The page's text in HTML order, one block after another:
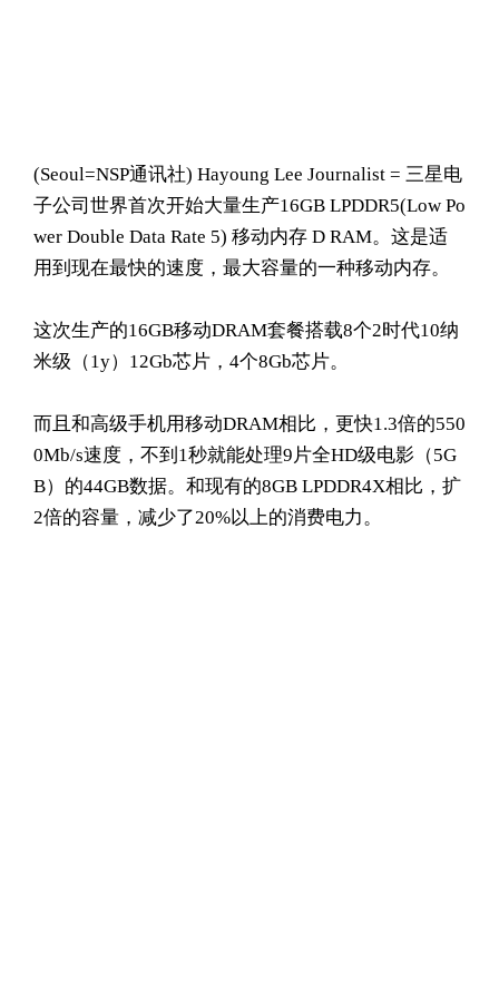
(Seoul= NSP通讯社) Hayoung Lee Journalist = 三星电
子公司世界首次开始大量生产16GB LPDDR5(Low Po
wer Double Data Rate 5) 移动内存 D RAM。这是适
用到现在最快的速度，最大容量的一种移动内存。
这次生产的16GB移动DRAM套餐搭载8个2时代10纳
米级（1y）12Gb芯片，4个8Gb芯片。
而且和高级手机用移动DRAM相比，更快1.3倍的550
0Mb/s速度，不到1秒就能处理9片全HD级电影（5G
B）的44GB数据。和现有的8GB LPDDR4X相比，扩
2倍的容量，减少了20%以上的消费电力。